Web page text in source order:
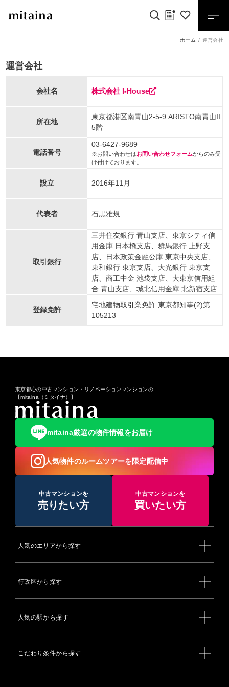
ホーム 運営会社
運営会社
会社名 株式会社 I-House
所在地
東京都港区南青山2-5-9 ARISTO南青山II
5階
電話番号
03-6427-9689
※お問い合わせはお問い合わせフォームからのみ受
け付けております。
設立 2016年11月
代表者 石黒雅規
取引銀行
三井住友銀行 青山支店、東京シティ信
用金庫 日本橋支店、群馬銀行 上野支
店、日本政策金融公庫 東京中央支店、
東和銀行 東京支店、大光銀行 東京支
店、商工中金 池袋支店、大東京信用組
合 青山支店、城北信用金庫 北新宿支店
登録免許
宅地建物取引業免許 東京都知事(2)第
105213
東京都心の中古マンション・リノベーションマンションの
【mitaina（ミタイナ）】
mitaina厳選の物件情報をお届け
人気物件のルームツアーを限定配信中
中古マンションを
売りたい方
中古マンションを
買いたい方
人気のエリアから探す
行政区から探す
人気の駅から探す
こだわり条件から探す